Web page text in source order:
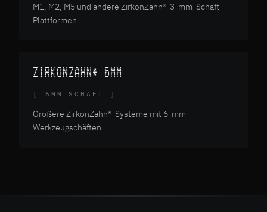
M1, M2, M5 und andere ZirkonZahn*-3-mm-Schaft-
Plattformen.
ZIRKONZAHN* 6MM
6MM SCHAFT
Größere ZirkonZahn*-Systeme mit 6-mm-
Werkzeugschäften.